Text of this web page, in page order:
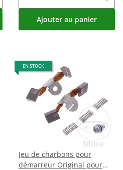
Ajouter au panier
EN STOCK
Jeu de charbons pour
démarreur Original pour